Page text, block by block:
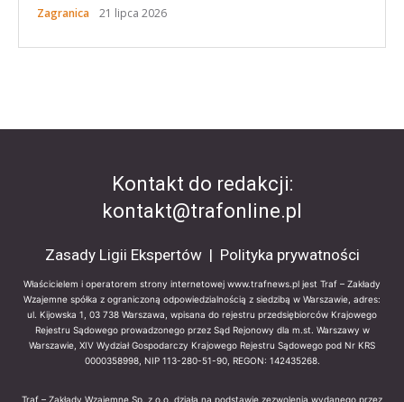
Zagranica 21 lipca 2026
Kontakt do redakcji:
kontakt@trafonline.pl
Zasady Ligii Ekspertów| Polityka prywatności
Właścicielem i operatorem strony internetowej www.trafnews.pl jest Traf – Zakłady
Wzajemne spółka z ograniczoną odpowiedzialnością z siedzibą w Warszawie, adres:
ul. Kijowska 1, 03 738 Warszawa, wpisana do rejestru przedsiębiorców Krajowego
Rejestru Sądowego prowadzonego przez Sąd Rejonowy dla m.st. Warszawy w
Warszawie, XIV Wydział Gospodarczy Krajowego Rejestru Sądowego pod Nr KRS
0000358998, NIP 113-280-51-90, REGON: 142435268.
Traf – Zakłady Wzajemne Sp. z o.o. działa na podstawie zezwolenia wydanego przez